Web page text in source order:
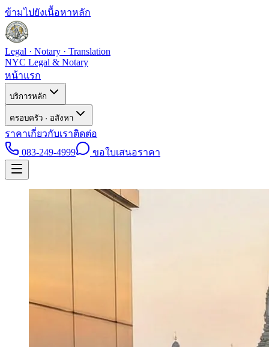
ข้ามไปยังเนื้อหาหลัก
Legal · Notary · Translation
NYC Legal & Notary
หน้าแรก
บริการหลัก
ครอบครัว · อสังหา
ราคาเกี่ยวกับเราติดต่อ
083-249-4999
ขอใบเสนอราคา